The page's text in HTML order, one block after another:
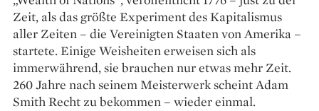
Zeit, als das größte Experiment des Kapitalismus
aller Zeiten – die Vereinigten Staaten von Amerika –
startete. Einige Weis­heiten erweisen sich als
immerwährend, sie brauchen nur ­etwas mehr Zeit.
260 Jahre nach seinem Meisterwerk scheint Adam
Smith Recht zu bekommen – wieder einmal.